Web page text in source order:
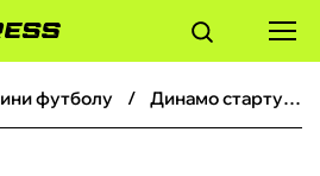
футболу Динамо стартувало в Юнацькій лізі УЄФА: чим закінчилося протистояння команди Костюка з чемпіоном Швеції